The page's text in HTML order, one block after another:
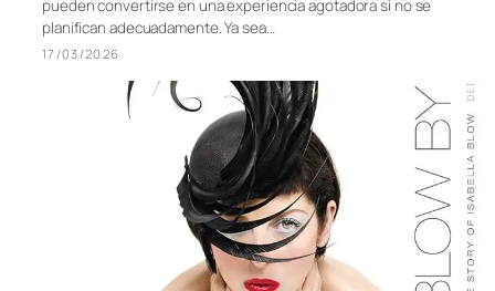
pueden convertirse en una experiencia agotadora si no se
planifican adecuadamente. Ya sea…
17/03/2026